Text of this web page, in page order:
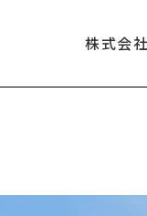
株式会